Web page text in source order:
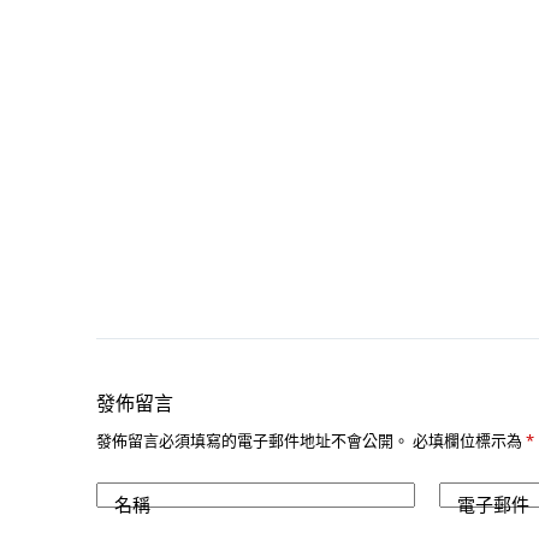
發佈留言
發佈留言必須填寫的電子郵件地址不會公開。 必填欄位標示為 *
名稱
電子郵件